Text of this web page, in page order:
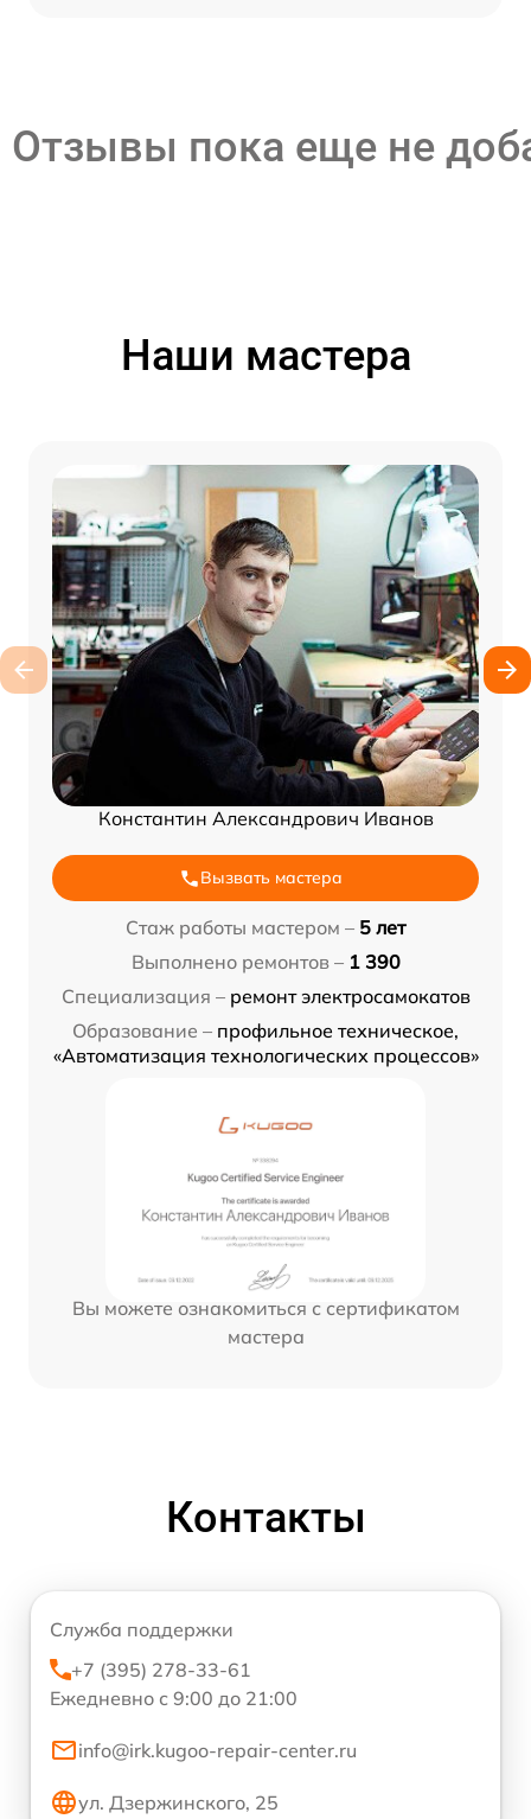
Отзывы пока еще не
Наши мастера
Константин Александрович Иванов
Вызвать мастера
Стаж работы мастером – 5 лет
Выполнено ремонтов – 1 390
Специализация – ремонт электросамокатов
Образование – профильное техническое,
«Автоматизация технологических процессов»
Вы можете ознакомиться с сертификатом
мастера
Контакты
Служба поддержки
+7 (395) 278-33-61
Ежедневно с 9:00 до 21:00
info@irk.kugoo-repair-center.ru
ул. Дзержинского, 25